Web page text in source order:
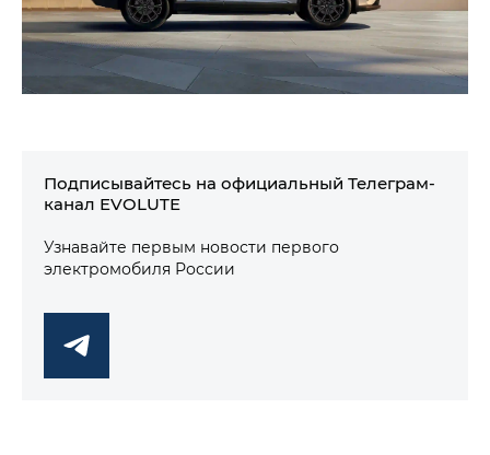
Подписывайтесь на официальный Телеграм-
канал EVOLUTE
Узнавайте первым новости первого
электромобиля России